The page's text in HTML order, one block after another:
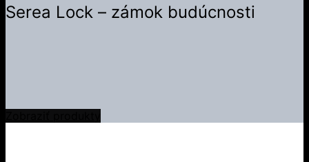
Serea Lock – zámok budúcnosti